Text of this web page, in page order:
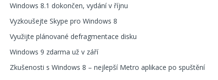
Windows 8.1 dokončen, vydání v říjnu
Vyzkoušejte Skype pro Windows 8
Využijte plánované defragmentace disku
Windows 9 zdarma už v září
Zkušenosti s Windows 8 – nejlepší Metro aplikace po spuštění